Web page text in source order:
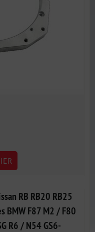
RB RB20 RB25
BMW F87 M2 / F80
R6 / N54 GS6-